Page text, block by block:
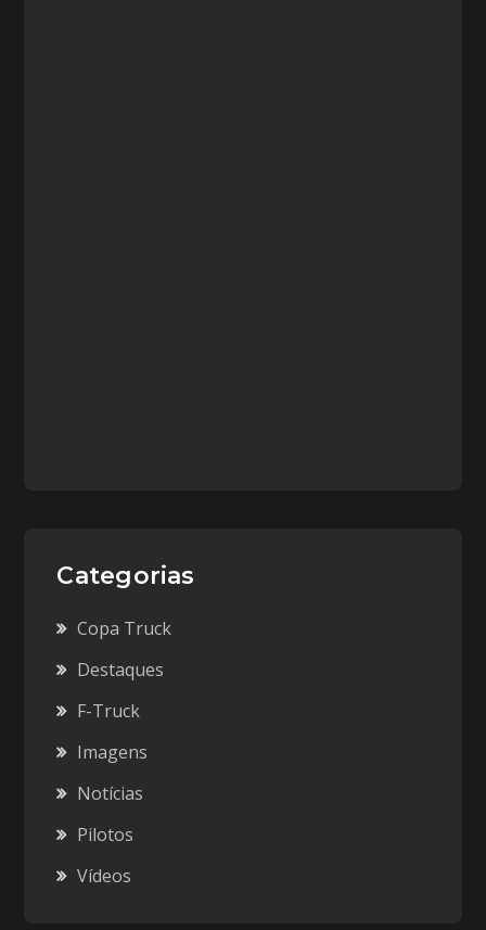
Categorias
Copa Truck
Destaques
F-Truck
Imagens
Notícias
Pilotos
Vídeos